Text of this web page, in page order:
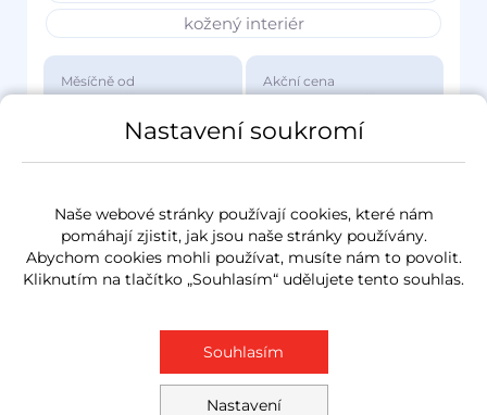
kožený interiér
Měsíčně od
3 417 Kč
Akční cena
1 149 000 Kč
Nastavení soukromí
Naše webové stránky používají cookies, které nám
pomáhají zjistit, jak jsou naše stránky používány.
Abychom cookies mohli používat, musíte nám to povolit.
Kliknutím na tlačítko „Souhlasím“ udělujete tento souhlas.
Nastavení
Souhlasím